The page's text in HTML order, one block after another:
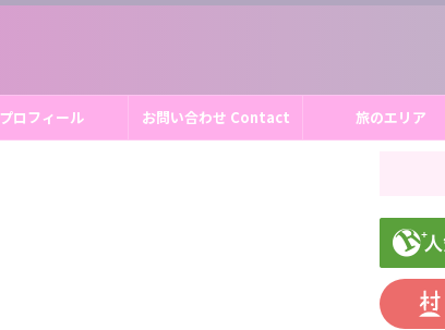
プロフィール お問い合わせ Contact 旅のエリア